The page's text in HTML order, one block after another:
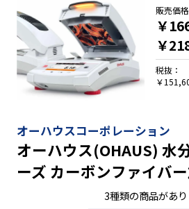
・ＭＢ23：赤外線加熱の水分計
オーハウスコーポレーション
オーハウス(OHAUS) 水
ーズ カーボンファイバ
3種類の商品があ
販売価格
￥
￥
税抜：
￥